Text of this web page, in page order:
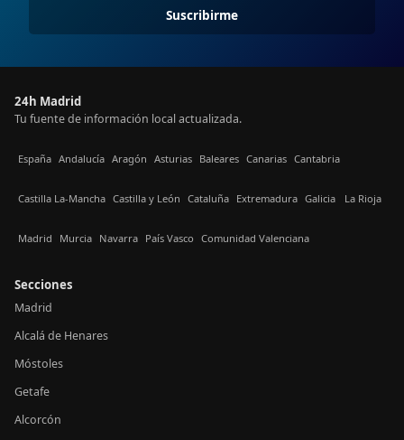
Suscribirme
24h Madrid
Tu fuente de información local actualizada.
España Andalucía Aragón Asturias Baleares Canarias Cantabria
Castilla La-Mancha Castilla y León Cataluña Extremadura Galicia La Rioja
Madrid Murcia Navarra País Vasco Comunidad Valenciana
Secciones
Madrid
Alcalá de Henares
Móstoles
Getafe
Alcorcón